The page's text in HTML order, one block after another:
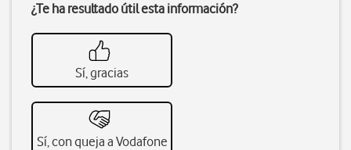
¿Te ha resultado útil esta información?
Sí, gracias
Sí, con queja a Vodafone